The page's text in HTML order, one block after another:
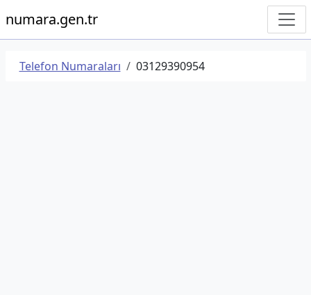
numara.gen.tr
Telefon Numaraları 03129390954